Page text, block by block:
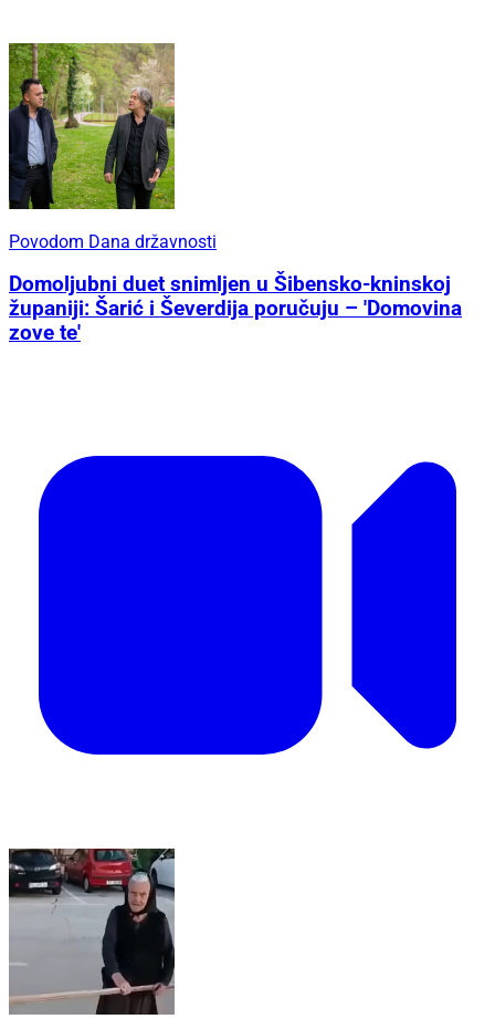
Povodom Dana državnosti
Domoljubni duet snimljen u Šibensko-kninskoj
županiji: Šarić i Ševerdija poručuju – 'Domovina
zove te'